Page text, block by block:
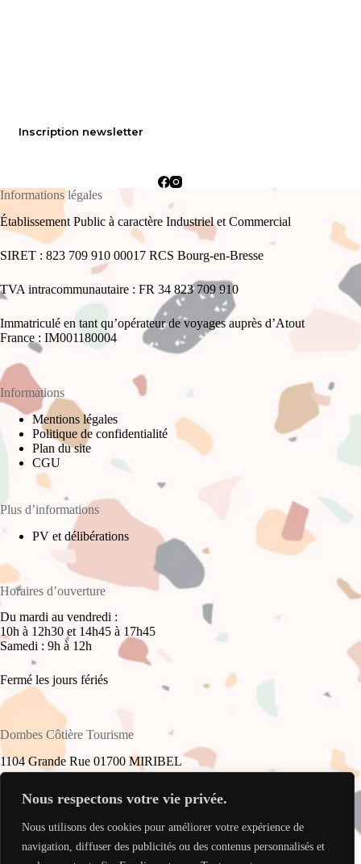
Nous respectons votre vie privée.
Nous utilisons des cookies pour améliorer votre expérience de
navigation, diffuser des publicités ou des contenus personnalisés et
Inscription newsletter
Informations légales
Établissement Public à caractère Industriel et Commercial
SIRET : 823 709 910 00017 RCS Bourg-en-Bresse
TVA intracommunautaire : FR 34 823 709 910
Immatriculé en tant qu’opérateur de voyages auprès d’Atout
France : IM001180004
Informations
Mentions légales
Politique de confidentialité
Plan du site
CGU
Plus d’informations
PV et délibérations
Horaires d’ouverture
Du mardi au vendredi :
10h à 12h30 et 14h45 à 17h45
Samedi : 9h à 12h
Fermé les jours fériés
Dombes Côtière Tourisme
1104 Grande Rue 01700 MIRIBEL
+33(0)4 78 55 61 16
accueil@dombes-cotiere-tourisme.fr
Copyright © 2026 - Site réalisé parMy Freelance Rocks.